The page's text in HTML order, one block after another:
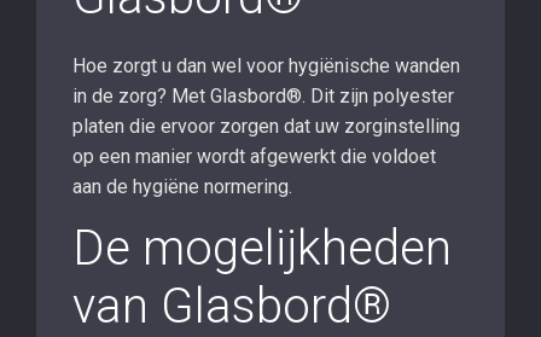
Hoe zorgt u dan wel voor hygiënische wanden
in de zorg? Met Glasbord®. Dit zijn polyester
platen die ervoor zorgen dat uw zorginstelling
op een manier wordt afgewerkt die voldoet
aan de hygiëne normering.
De mogelijkheden
van Glasbord®